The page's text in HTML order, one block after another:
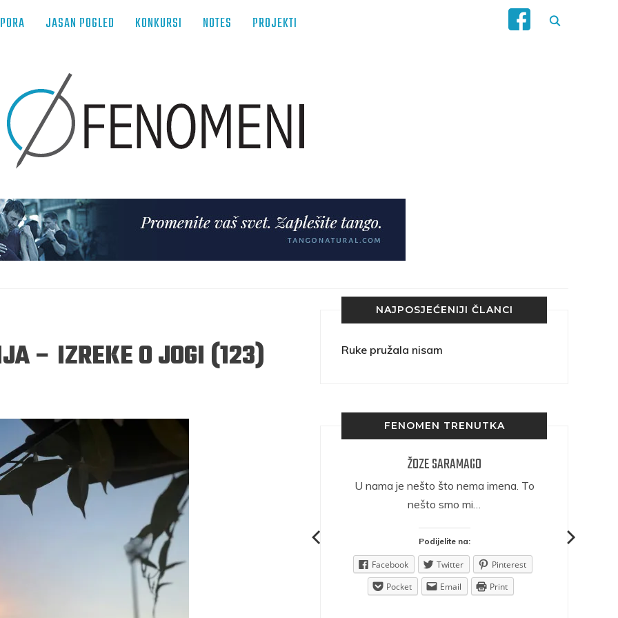
JASAN POGLED KONKURSI NOTES PROJEKTI
– IZREKE O JOGI (123)
NAJPOSJEĆENIJI ČLANCI
Ruke pružala nisam
FENOMEN TRENUTKA
ŽOZE SARAMAGO
U nama je nešto što nema imena. To
nešto smo mi…
Podijelite na:
Facebook Twitter
Pinterest
Pocket
Email Print
JESENJIN
navikli na življenje pod
navikli smo da užižemo
ikonama, ali ne i pred
Literatura niti prepisuje, niti prepričava
život, već ga nanovo stvara.
Facebook